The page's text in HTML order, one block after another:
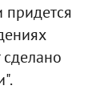
придется
сделано